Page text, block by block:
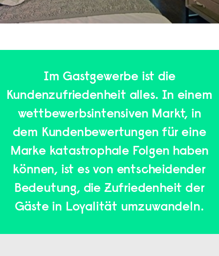
Im Gastgewerbe ist die
Kundenzufriedenheit alles. In einem
wettbewerbsintensiven Markt, in
dem Kundenbewertungen für eine
Marke katastrophale Folgen haben
können, ist es von entscheidender
Bedeutung, die Zufriedenheit der
Gäste in Loyalität umzuwandeln.